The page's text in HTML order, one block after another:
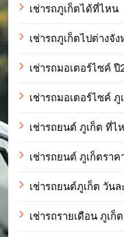
เช่ารถภูเก็ตได้ที่ไหน
เช่ารถภูเก็ตไปต่างจั
เช่ารถมอเตอร์ไซค์ ปี
เช่ารถมอเตอร์ไซค์ ภู
เช่ารถยนต์ ภูเก็ต ที่ไ
เช่ารถยนต์ ภูเก็ตราค
เช่ารถยนต์ภูเก็ต วัน
เช่ารถรายเดือน ภูเก็